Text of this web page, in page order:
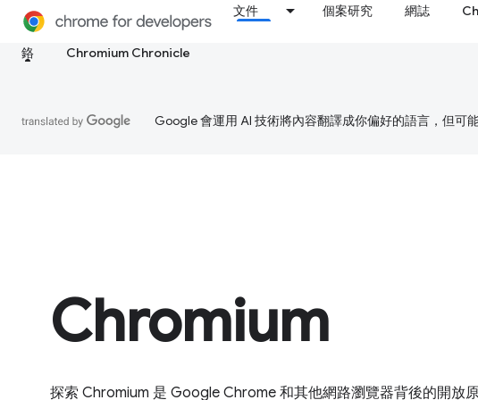
文件 個案研究 網誌
鉻 Chromium Chronicle
Google 會運用 AI 技術將內容翻譯成你偏好的語言，但可能
Chromium
探索 Chromium 是 Google Chrome 和其他網路瀏覽器背後的開放